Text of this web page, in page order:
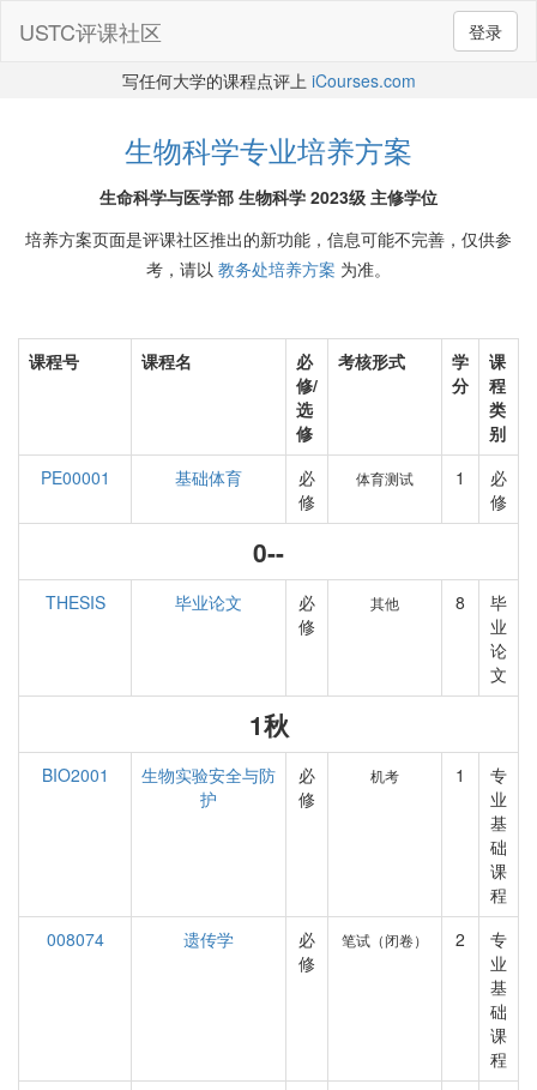
登录
USTC评课社区
写任何大学的课程点评上 iCourses.com
生物科学专业培养方案
生命科学与医学部 生物科学 2023级 主修学位
培养方案页面是评课社区推出的新功能，信息可能不完善，仅供参
考，请以 教务处培养方案 为准。
课程号 课程名
必
修/
选
修
考核形式
学
分
课
程
类
别
PE00001
基础体育
必
修
体育测试 1
必
修
0--
THESIS 毕业论文
必
修
其他 8
毕
业
论
文
1秋
BIO2001
生物实验安全与防
护
必
修
机考 1
专
业
基
础
课
程
008074
遗传学
必
修
笔试（闭卷） 2
专
业
基
础
课
程